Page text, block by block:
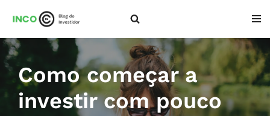
para
o
conteúdo
Como começar a
investir com pouco